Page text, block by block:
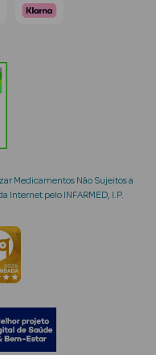
Medicamentos Não Sujeitos a
Internet pelo INFARMED, I.P.